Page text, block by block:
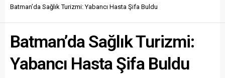
Batman’da Sağlık Turizmi: Yabancı Hasta Şifa Buldu
Batman’da Sağlık Turizmi:
Yabancı Hasta Şifa Buldu